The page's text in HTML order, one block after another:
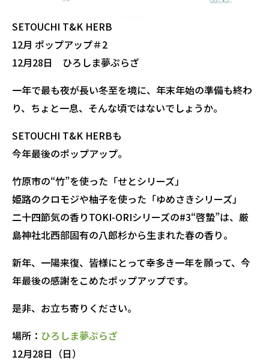
SETOUCHI T&K HERB
12月 ポップアップ＃2
12月28日 ひろしま夢ぷらざ
一年で最も夜が長い冬至を境に、年末年始の準備も終わ
り、ちょと一息、そんな頃ではないでしょうか。
SETOUCHI T&K HERBも
今年最後のポップアップ。
竹原市の“竹”を使った「せとシリーズ」
姫路のクロモジや柚子を使った「ゆめさきシリーズ」
二十四節気の香りTOKI-ORIシリーズの#3“啓蟄”は、厳
島神社北西部固有の八郎杉から生まれた春の香り。
新年、一陽来復、皆様にとって幸多き一年を願って、今
年最後の感謝をこめたポップアップです。
是非、お立ち寄りください。
場所： ひろしま夢ぷらざ
12月28日（日）